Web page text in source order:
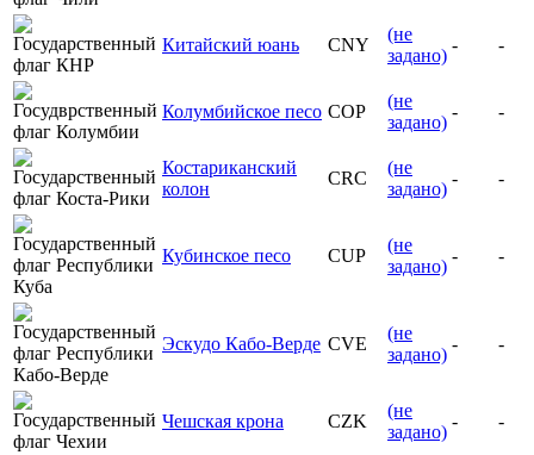
Китайский юань CNY
(не
задано)
- -
Колумбийское песо COP
(не
задано)
- -
Костариканский
колон
CRC
(не
задано)
- -
Кубинское песо CUP
(не
задано)
- -
Эскудо Кабо-Верде CVE
(не
задано)
- -
Чешская крона CZK
(не
задано)
- -